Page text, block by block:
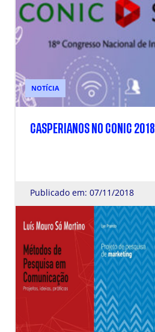
NOTÍCIA
CASPERIANOS NO CONIC 2018
Publicado em: 07/11/2018